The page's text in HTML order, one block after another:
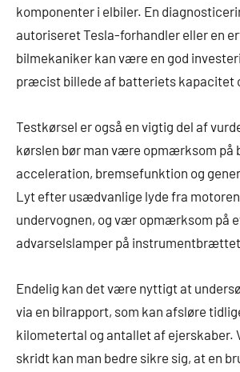
komponenter i elbiler. En
autoriseret Tesla-forhandler eller en
bilmekaniker kan være en god
præcist billede af batteriets kapacitet
Testkørsel er også en vigtig del af
kørslen bør man være opmærksom på
acceleration, bremsefunktion og
Lyt efter usædvanlige lyde fra
undervognen, og vær opmærksom på
advarselslamper på
Endelig kan det være nyttigt at
via en bilrapport, som kan afsløre
kilometertal og antallet af ejerskaber.
skridt kan man bedre sikre sig, at en